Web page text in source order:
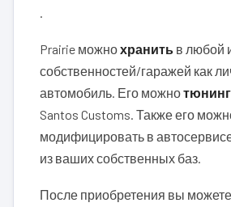
.
Prairie можнохранить в любой
собственностей/гаражей как
автомобиль. Его можно
Santos Customs. Также его
модифицировать в
из ваших собственных баз.
После приобретения вы можете